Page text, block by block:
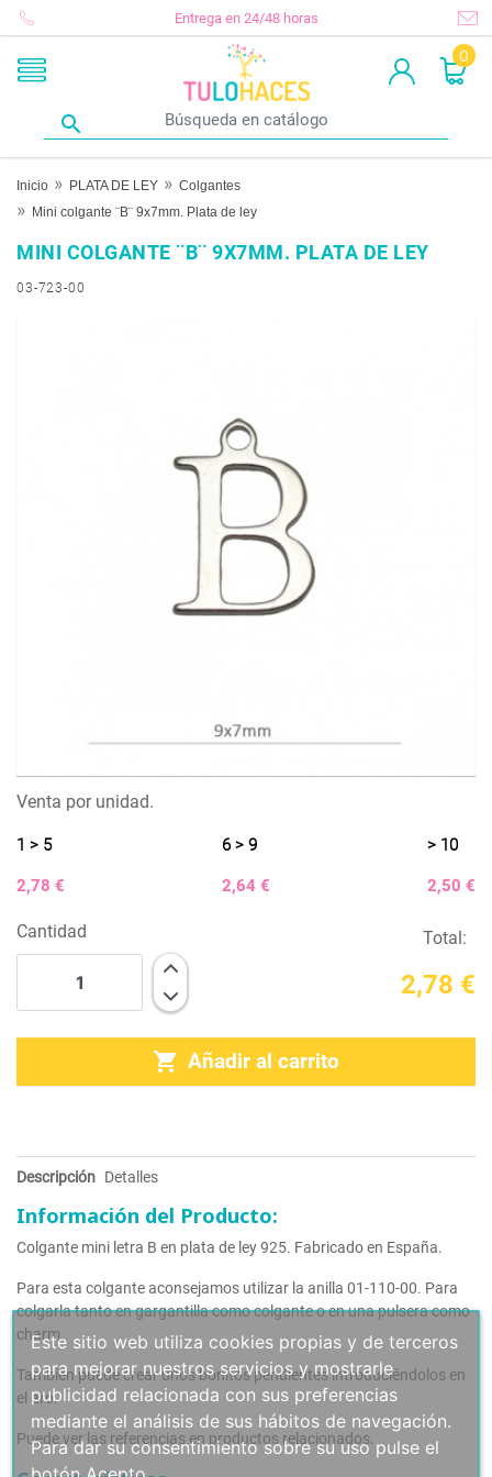
Entrega en 24/48 horas
0

Inicio PLATA DE LEY
Colgantes
Mini colgante ¨B¨ 9x7mm. Plata de ley
MINI COLGANTE ¨B¨ 9X7MM. PLATA DE LEY
03-723-00
Venta por unidad.
1 > 5
2,78 €
6 > 9
2,64 €
> 10
2,50 €
Cantidad Total:
2,78 €
 Añadir al carrito
Descripción Detalles
Información del Producto:
Colgante mini letra B en plata de ley 925. Fabricado en España.
Para esta colgante aconsejamos utilizar la anilla 01-110-00. Para
colgarla tanto en gargantilla como colgante o en una pulsera como
charm.
También puede crear unos bonitos pendientes introduciéndolos en
el aro.
Puede ver las referencias en productos relacionados.
Este sitio web utiliza cookies propias y de terceros
para mejorar nuestros servicios y mostrarle
publicidad relacionada con sus preferencias
mediante el análisis de sus hábitos de navegación.
Para dar su consentimiento sobre su uso pulse el